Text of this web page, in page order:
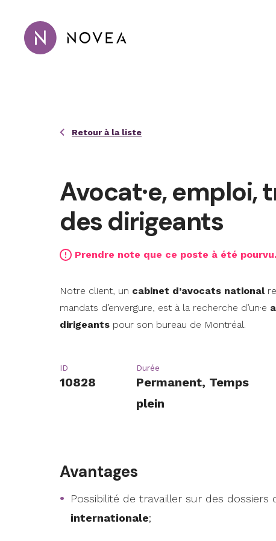
Retour à la liste
Avocat·e, emploi,
des dirigeants
Prendre note que ce poste à été pourvu.
Notre client, un cabinet d’avocats national
mandats d’envergure, est à la recherche d’un·e
dirigeants pour son bureau de Montréal.
ID
10828
Durée
Permanent, Temps
plein
Avantages
Possibilité de travailler sur des dossiers
internationale;